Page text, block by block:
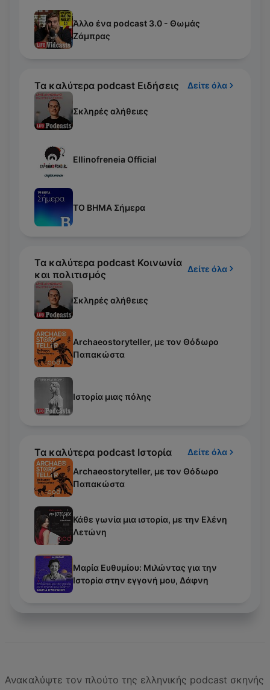
Άλλο ένα podcast 3.0 - Θωμάς
Ζάμπρας
Τα καλύτερα podcast Ειδήσεις Δείτε όλα
Σκληρές αλήθειες
Ellinofreneia Official
ΤΟ ΒΗΜΑ Σήμερα
Τα καλύτερα podcast Κοινωνία
και πολιτισμός
Δείτε όλα
Σκληρές αλήθειες
Archaeostoryteller, με τον Θόδωρο
Παπακώστα
Ιστορία μιας πόλης
Τα καλύτερα podcast Ιστορία
Δείτε όλα
Archaeostoryteller, με τον Θόδωρο
Παπακώστα
Κάθε γωνία μια ιστορία, με την Ελένη
Λετώνη
Μαρία Ευθυμίου: Μιλώντας για την
Ιστορία στην εγγονή μου, Δάφνη
Ανακαλύψτε τον πλούτο της ελληνικής podcast σκηνής